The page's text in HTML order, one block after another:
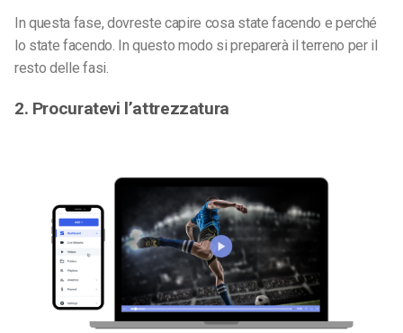
In questa fase, dovreste capire cosa state facendo e perché
lo state facendo. In questo modo si preparerà il terreno per il
resto delle fasi.
2. Procuratevi l’attrezzatura